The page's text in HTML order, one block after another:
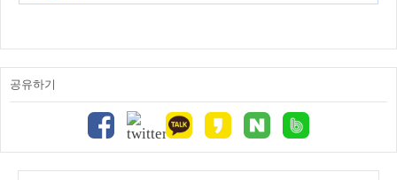
공유하기